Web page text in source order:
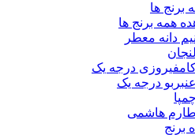
برنج ها
همه برنج ها
دانه معطر
کامفیروزی درجه یک
درجه یک
طارم هاشمی
برنج